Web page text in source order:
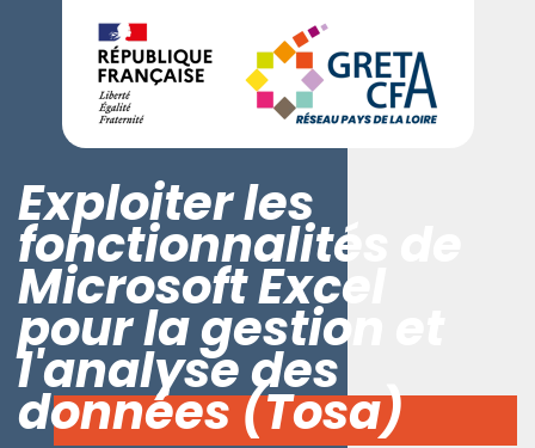
Exploiter les
fonctionnalités de
Microsoft Excel
pour la gestion et
l'analyse des
données (Tosa)